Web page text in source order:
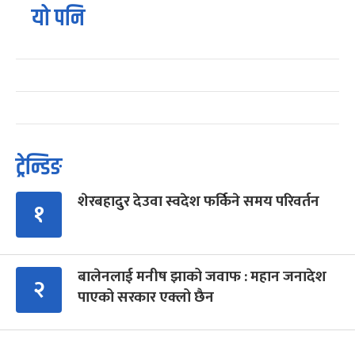
यो पनि
ट्रेन्डिङ
१ शेरबहादुर देउवा स्वदेश फर्किने समय परिवर्तन
२
बालेनलाई मनीष झाको जवाफ : महान जनादेश
पाएको सरकार एक्लो छैन